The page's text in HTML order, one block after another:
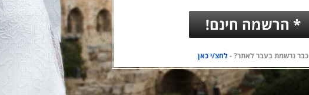
* הרשמה חינם!
כבר נרשמת בעבר לאתר? -לחצ/י כאן